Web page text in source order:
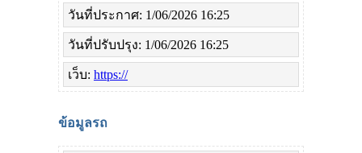
วันที่ประกาศ: 1/06/2026 16:25
วันที่ปรับปรุง: 1/06/2026 16:25
เว็บ: https://
ข้อมูลรถ